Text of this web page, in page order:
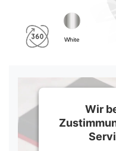
White
Wir